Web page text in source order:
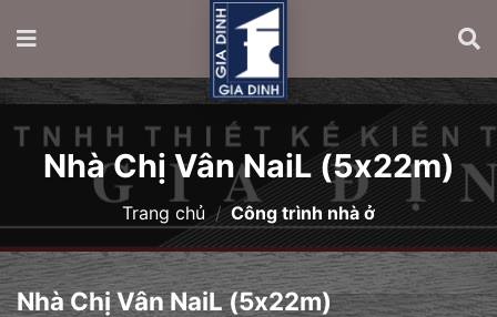
Nhà Chị Vân NaiL (5x22m)
Trang chủ / Công trình nhà ở
Nhà Chị Vân NaiL (5x22m)